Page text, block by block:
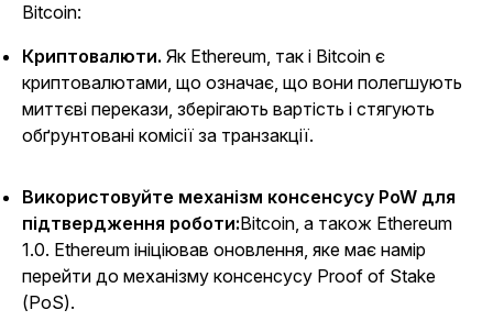
Bitcoin:
Криптовалюти. Як Ethereum, так і Bitcoin є
криптовалютами, що означає, що вони полегшують
миттєві перекази, зберігають вартість і стягують
обґрунтовані комісії за транзакції.
Використовуйте механізм консенсусу PoW для
підтвердження роботи:Bitcoin, а також Ethereum
1.0. Ethereum ініціював оновлення, яке має намір
перейти до механізму консенсусу Proof of Stake
(PoS).